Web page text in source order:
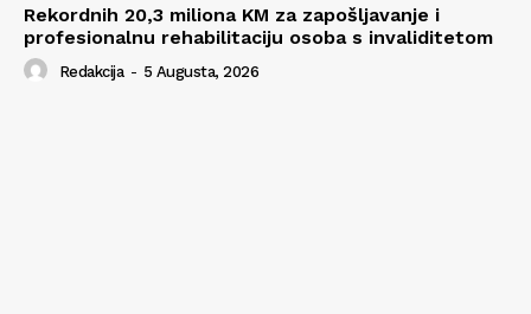
Rekordnih 20,3 miliona KM za zapošljavanje i
profesionalnu rehabilitaciju osoba s invaliditetom
Redakcija - 5 Augusta, 2026